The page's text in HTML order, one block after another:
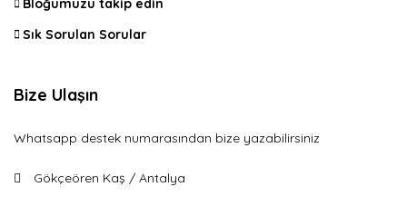
Bloğumuzu takip edin
Sık Sorulan Sorular
Bize Ulaşın
Whatsapp destek numarasından bize yazabilirsiniz
Gökçeören Kaş / Antalya